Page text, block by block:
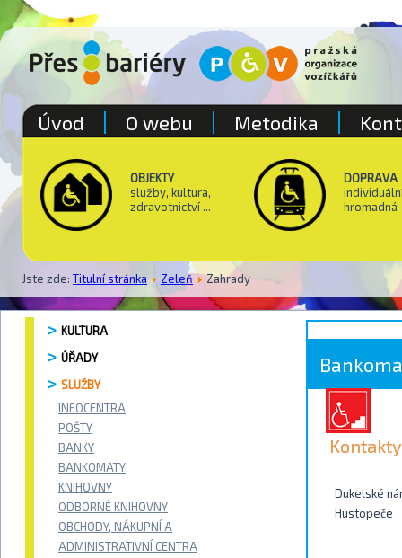
OBJEKTY
služby, kultura,
zdravotnictví ...
DOPRAVA
hromadná
Jste zde: Titulní stránka Zeleň Zahrady
Úvod O webu Metodika
KULTURA
ÚŘADY
SLUŽBY
INFOCENTRA
POŠTY
BANKY
BANKOMATY
KNIHOVNY
ODBORNÉ KNIHOVNY
OBCHODY, NÁKUPNÍ A
ADMINISTRATIVNÍ CENTRA
Kontakty
Dukelské
Hustopeče